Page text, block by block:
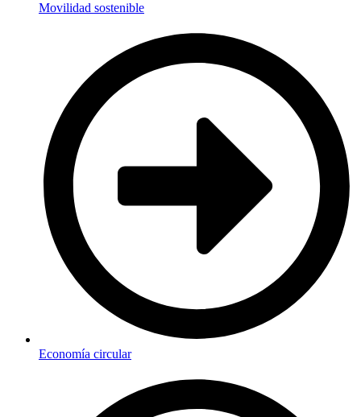
Movilidad sostenible
Economía circular